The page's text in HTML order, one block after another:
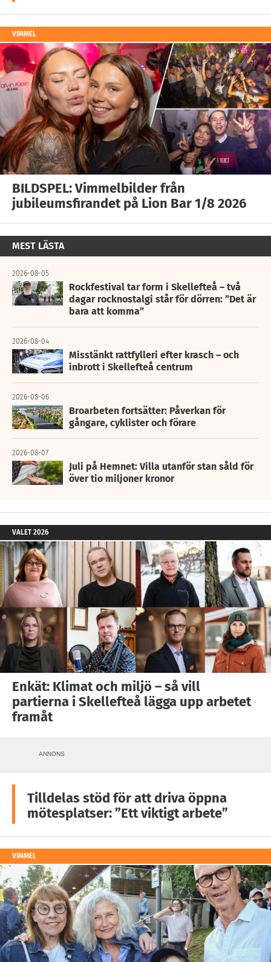
VIMMEL
BILDSPEL: Vimmelbilder från
jubileumsfirandet på Lion Bar 1/8 2026
MEST LÄSTA
2026-08-05
Rockfestival tar form i Skellefteå – två
dagar rocknostalgi står för dörren: ”Det är
bara att komma”
2026-08-04
Misstänkt rattfylleri efter krasch – och
inbrott i Skellefteå centrum
2026-08-06
Broarbeten fortsätter: Påverkan för
gångare, cyklister och förare
2026-08-07
Juli på Hemnet: Villa utanför stan såld för
över tio miljoner kronor
VALET 2026
Enkät: Klimat och miljö – så vill
partierna i Skellefteå lägga upp arbetet
framåt
ANNONS
Tilldelas stöd för att driva öppna
mötesplatser: ”Ett viktigt arbete”
VIMMEL